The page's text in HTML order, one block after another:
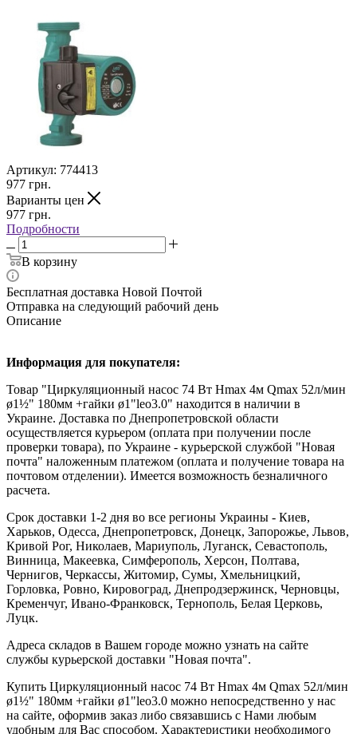
Артикул: 774413
977 грн.
Варианты цен
977 грн.
Подробности
В корзину
Бесплатная доставка Новой Почтой
Отправка на следующий рабочий день
Описание
Информация для покупателя:
Товар "Циркуляционный насос 74 Вт Hmax 4м Qmax 52л/мин
ø1½" 180мм +гайки ø1"leo3.0" находится в наличии в
Украине. Доставка по Днепропетровской области
осуществляется курьером (оплата при получении после
проверки товара), по Украине - курьерской службой "Новая
почта" наложенным платежом (оплата и получение товара на
почтовом отделении). Имеется возможность безналичного
расчета.
Срок доставки 1-2 дня во все регионы Украины - Киев,
Харьков, Одесса, Днепропетровск, Донецк, Запорожье, Львов,
Кривой Рог, Николаев, Мариуполь, Луганск, Севастополь,
Винница, Макеевка, Симферополь, Херсон, Полтава,
Чернигов, Черкассы, Житомир, Сумы, Хмельницкий,
Горловка, Ровно, Кировоград, Днепродзержинск, Черновцы,
Кременчуг, Ивано-Франковск, Тернополь, Белая Церковь,
Луцк.
Адреса складов в Вашем городе можно узнать на сайте
службы курьерской доставки "Новая почта".
Купить Циркуляционный насос 74 Вт Hmax 4м Qmax 52л/мин
ø1½" 180мм +гайки ø1"leo3.0 можно непосредственно у нас
на сайте, оформив заказ либо связавшись с Нами любым
удобным для Вас способом. Характеристики необходимого